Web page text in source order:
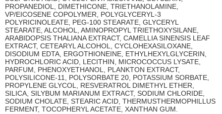
PROPANEDIOL, DIMETHICONE, TRIETHANOLAMINE,
VP/EICOSENE COPOLYMER, POLYGLYCERYL-3
POLYRICINOLEATE, PEG-100 STEARATE, GLYCERYL
STEARATE, ALCOHOL, AMINOPROPYL TRIETHOXYSILANE,
ARABIDOPSIS THALIANA EXTRACT, CAMELLIA SINENSIS LEAF
EXTRACT, CETEARYL ALCOHOL, CYCLOHEXASILOXANE,
DISODIUM EDTA, ERGOTHIONEINE, ETHYLHEXYLGLYCERIN,
HYDROCHLORIC ACID, LECITHIN, MICROCOCCUS LYSATE,
PARFUM, PHENOXYETHANOL, PLANKTON EXTRACT,
POLYSILICONE-11, POLYSORBATE 20, POTASSIUM SORBATE,
PROPYLENE GLYCOL, RESVERATROL DIMETHYL ETHER,
SILICA, SILYBUM MARIANUM EXTRACT, SODIUM CHLORIDE,
SODIUM CHOLATE, STEARIC ACID, THERMUSTHERMOPHILLUS
FERMENT, TOCOPHERYL ACETATE, XANTHAN GUM.